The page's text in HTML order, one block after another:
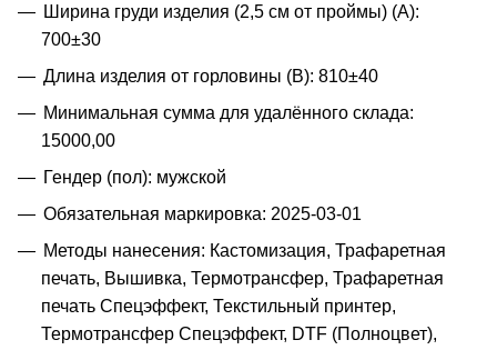
Ширина груди изделия (2,5 см от проймы) (A):
700±30
Длина изделия от горловины (B): 810±40
Минимальная сумма для удалённого склада:
15000,00
Гендер (пол): мужской
Обязательная маркировка: 2025-03-01
Методы нанесения: Кастомизация, Трафаретная
печать, Вышивка, Термотрансфер, Трафаретная
печать Спецэффект, Текстильный принтер,
Термотрансфер Спецэффект, DTF (Полноцвет),